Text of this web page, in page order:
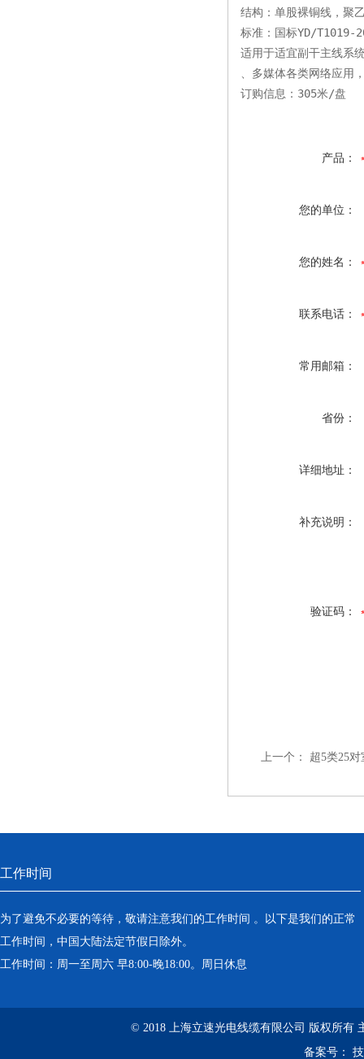
结构：单股裸铜线，聚
标准：国标YD/
适用于适宜副干主线系
、多媒体各类网络应用
订购信息：305米/盘
产品：
您的单位：
您的姓名：
联系电话：
常用邮箱：
省份：
详细地址：
补充说明：
验证码：
上一个： 超5类25
工作时间
为了避免不必要的等待，敬请注意我们的工作时间 。以下是我们的正常
工作时间，中国大陆法定节假日除外。
工作时间：周一至周六 早8:00-晚18:00。周日休息
© 2018 上海立速光电线缆有限公司 版权所有
备案号：